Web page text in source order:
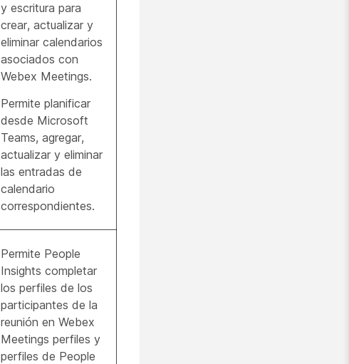
y escritura para
crear, actualizar y
eliminar calendarios
asociados con
Webex Meetings.
Permite planificar
desde Microsoft
Teams, agregar,
actualizar y eliminar
las entradas de
calendario
correspondientes.
Permite People
Insights completar
los perfiles de los
participantes de la
reunión en Webex
Meetings perfiles y
perfiles de People